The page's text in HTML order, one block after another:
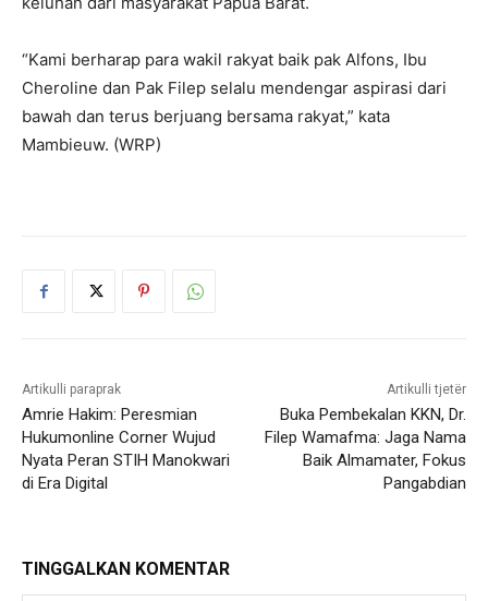
“Kami berharap para wakil rakyat baik pak Alfons, Ibu
Cheroline dan Pak Filep selalu mendengar aspirasi dari
bawah dan terus berjuang bersama rakyat,” kata
Mambieuw. (WRP)
Artikulli paraprak
Amrie Hakim: Peresmian
Hukumonline Corner Wujud
Nyata Peran STIH Manokwari
di Era Digital
Artikulli tjetër
Buka Pembekalan KKN, Dr.
Filep Wamafma: Jaga Nama
Baik Almamater, Fokus
Pangabdian
TINGGALKAN KOMENTAR